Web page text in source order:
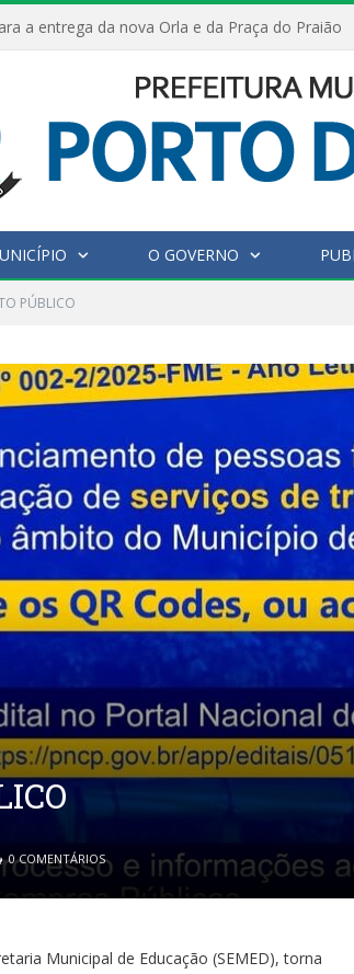
a entrega da nova Orla e da Praça do Praião
O GOVERNO
PÚBLICO
0 COMENTÁRIOS
Municipal de Educação (SEMED), torna